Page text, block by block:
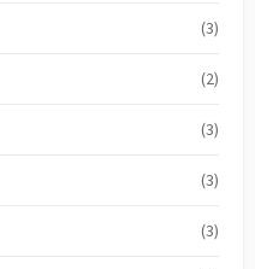
(3)
(2)
(3)
(3)
(3)